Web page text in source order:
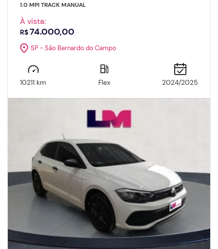
1.0 MPI TRACK MANUAL
À vista:
R$74.000,00
SP - São Bernardo do Campo
10211 km Flex 2024/2025